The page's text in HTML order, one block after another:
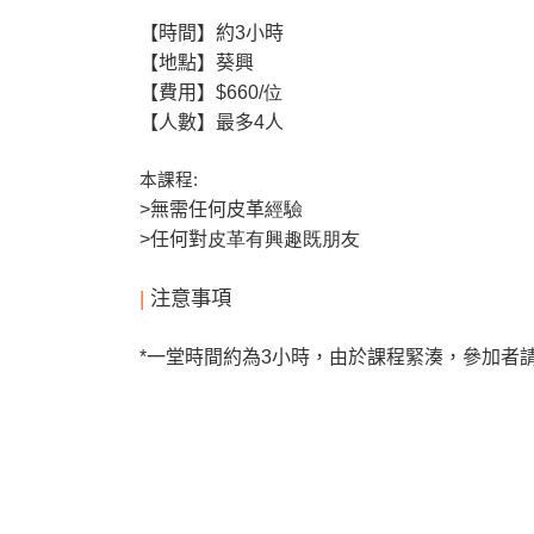
【時間】約3小時
【地點】葵興
【費用】 $660/位
【人數】 最多4人
本課程:
>無需任何皮革經驗
>任何對皮革有興趣既朋友
| 注意事項
*一堂時間約為3小時，由於課程緊湊，參加者